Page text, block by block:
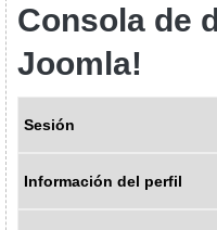
Consola de
Joomla!
Sesión
Información del perfil